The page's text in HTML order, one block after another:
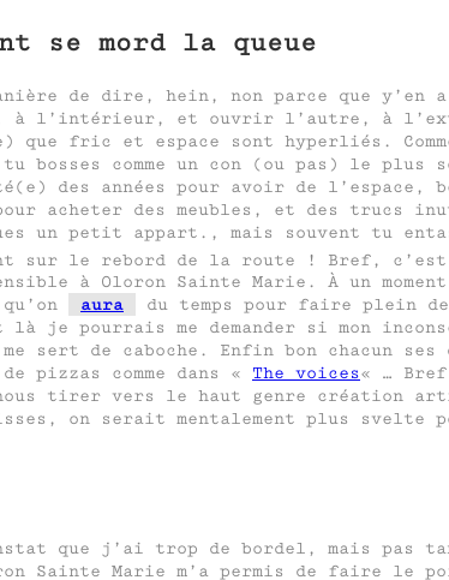
se mord la queue
de dire, hein, non parce que y’en
à l’intérieur, et ouvrir l’autre, à
que fric et espace sont hyperliés.
bosses comme un con (ou pas) le plus
des années pour avoir de
acheter des meubles, et des trucs
un petit appart., mais souvent tu
sur le rebord de la route ! Bref,
à Oloron Sainte Marie. À un
aura
du temps pour faire plein
je pourrais me demander si mon
sert de caboche. Enfin bon chacun
pizzas comme dans « The voices« …
tirer vers le haut genre création
on serait mentalement plus
que j’ai trop de bordel, mais pas
Sainte Marie m’a permis de faire